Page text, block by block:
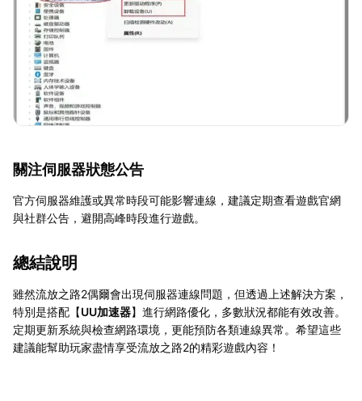
關注伺服器狀態公告
官方伺服器維護或異常時段可能影響連線，建議定期查看遊戲官網
與社群公告，避開高峰時段進行遊戲。
總結說明
雖然流放之路2偶爾會出現伺服器連線問題，但透過上述解決方案，
特別是搭配【UU加速器】進行網路優化，多數狀況都能有效改善。
定期更新系統與檢查網路環境，更能預防各類連線異常。希望這些
建議能幫助玩家盡情享受流放之路2的精彩遊戲內容！